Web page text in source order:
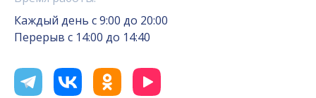
Каждый день с 9:00 до 20:00
Перерыв с 14:00 до 14:40